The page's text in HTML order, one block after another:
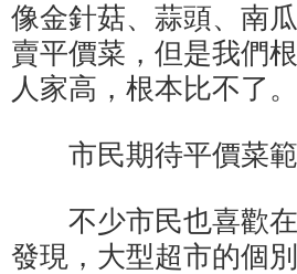
像金針菇、蒜頭、南
賣平價菜，但是我們
人家高，根本比不了
市民期待平價菜範
不少市民也喜歡在
發現，大型超市的個